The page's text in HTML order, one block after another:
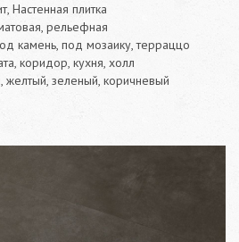
Настенная плитка
рельефная
камень, под мозаику, терраццо
коридор, кухня, холл
зеленый, коричневый